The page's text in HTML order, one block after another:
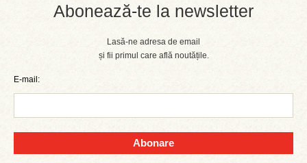
Abonează-te la newsletter
Lasă-ne adresa de email
și fii primul care află noutățile.
E-mail:
Abonare